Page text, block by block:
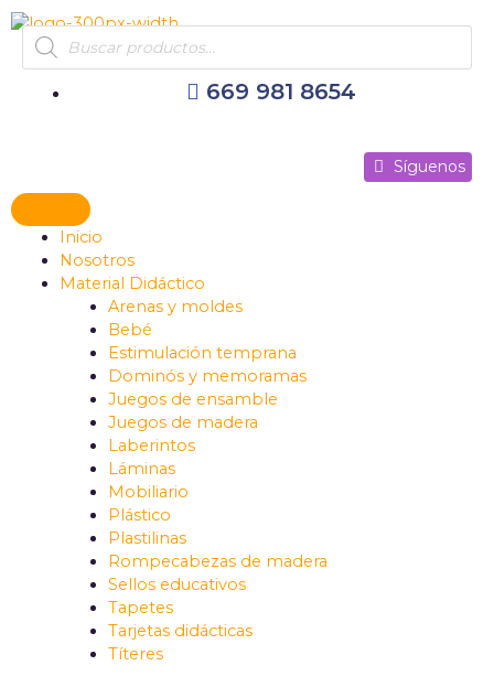
al
contenido
Products
search
669 981 8654
Síguenos
Inicio
Nosotros
Material Didáctico
Arenas y moldes
Bebé
Estimulación temprana
Dominós y memoramas
Juegos de ensamble
Juegos de madera
Laberintos
Láminas
Mobiliario
Plástico
Plastilinas
Rompecabezas de madera
Sellos educativos
Tapetes
Tarjetas didácticas
Títeres